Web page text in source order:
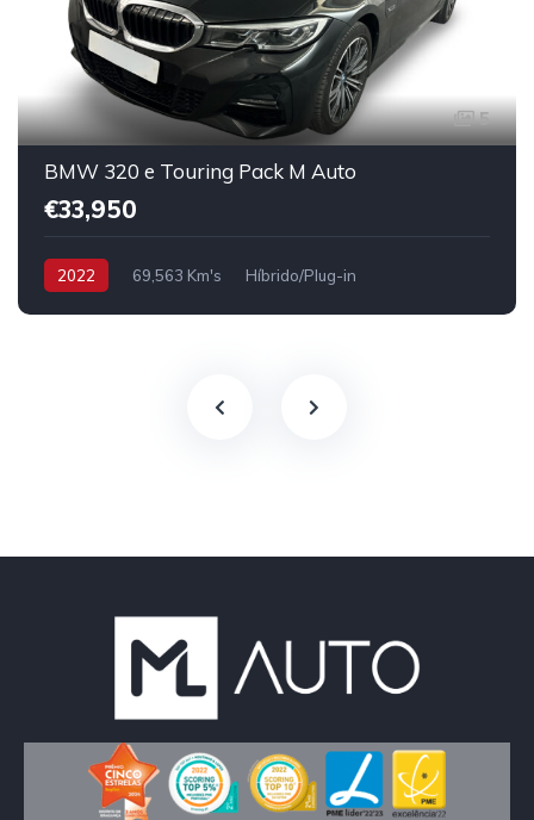
5
BMW 320 e Touring Pack M Auto
€33,950
2022 69,563 Km's Híbrido/Plug-in